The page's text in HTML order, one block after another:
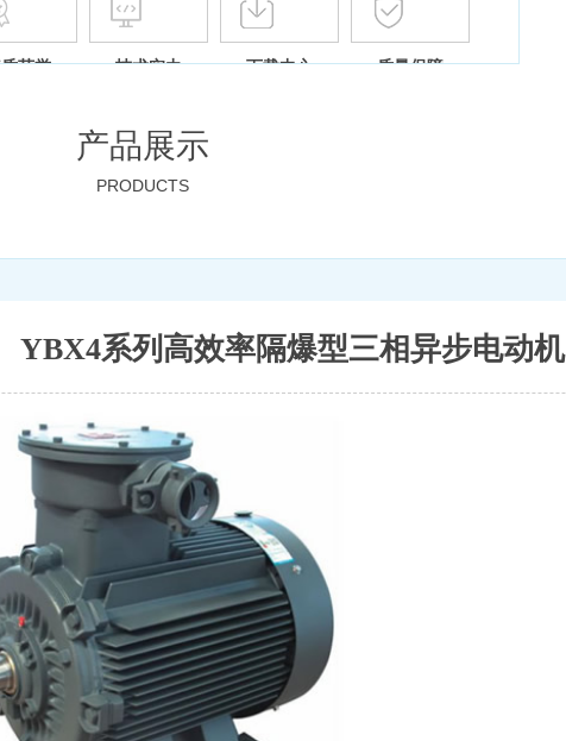
荣誉 技术实力 下载中心 质量保障
产品展示
PRODUCTS
YBX4系列高效率隔爆型三相异步电动机